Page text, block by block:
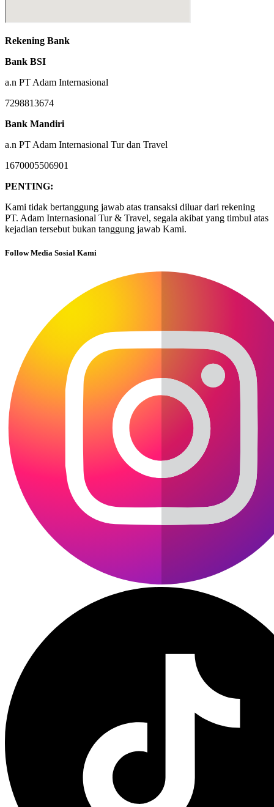
Rekening Bank
Bank BSI
a.n PT Adam Internasional
7298813674
Bank Mandiri
a.n PT Adam Internasional Tur dan Travel
1670005506901
PENTING:
Kami tidak bertanggung jawab atas transaksi diluar dari rekening
PT. Adam Internasional Tur & Travel, segala akibat yang timbul atas
kejadian tersebut bukan tanggung jawab Kami.
Follow Media Sosial Kami